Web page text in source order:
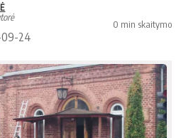
09-24
0 min skaitymo